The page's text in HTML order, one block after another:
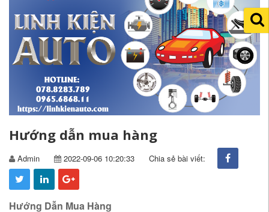
Hướng dẫn mua hàng
Admin 2022-09-06 10:20:33 Chia sẻ bài viết:
Hướng Dẫn Mua Hàng